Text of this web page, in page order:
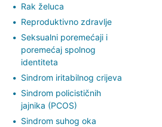
Rak želuca
Reproduktivno zdravlje
Seksualni poremećaji i
poremećaj spolnog
identiteta
Sindrom iritabilnog crijeva
Sindrom policističnih
jajnika (PCOS)
Sindrom suhog oka